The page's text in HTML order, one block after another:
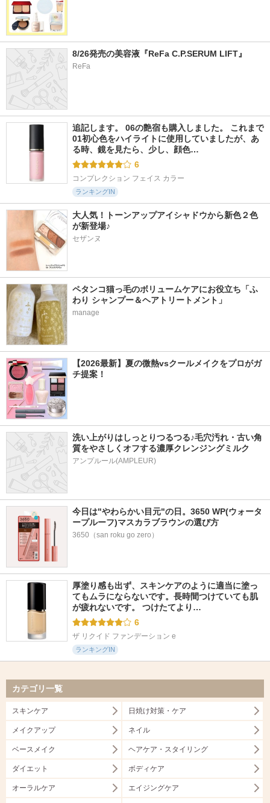
8/26発売の美容液『ReFa C.P.SERUM LIFT』
ReFa
追記します。 06の艶宿も購入しました。 これまで
01初心色をハイライトに使用していましたが、あ
る時、鏡を見たら、少し、顔色…
6
コンプレクション フェイス カラー
ランキングIN
大人気！トーンアップアイシャドウから新色２色
が新登場♪
セザンヌ
ペタンコ猫っ毛のボリュームケアにお役立ち「ふ
わり シャンプー＆ヘアトリートメント」
manage
【2026最新】夏の微熱vsクールメイクをプロがガ
チ提案！
洗い上がりはしっとりつるつる♪毛穴汚れ・古い角
質をやさしくオフする濃厚クレンジングミルク
アンプルール(AMPLEUR)
今日は"やわらかい目元"の日。3650 WP(ウォータ
ープルーフ)マスカラブラウンの選び方
3650（san roku go zero）
厚塗り感も出ず、スキンケアのように適当に塗っ
てもムラにならないです。長時間つけていても肌
が疲れないです。 つけたてより…
6
ザ リクイド ファンデーション e
ランキングIN
カテゴリ一覧
スキンケア 日焼け対策・ケア
メイクアップ ネイル
ベースメイク ヘアケア・スタイリング
ダイエット ボディケア
オーラルケア エイジングケア